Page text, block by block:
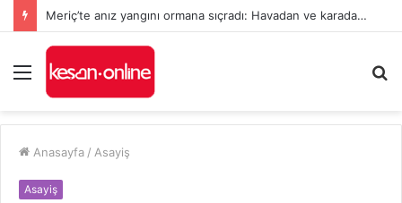
Meriç’te anız yangını ormana sıçradı: Havadan ve karadan müdahale sürüyor
Menü
...
Anasayfa / Asayiş
Asayiş